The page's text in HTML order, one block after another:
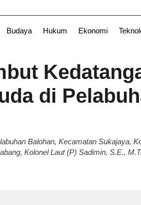
Budaya Hukum Ekonomi
di
Balohan, Kecamatan Sukajaya,
Kolonel Laut (P) Sadimin, S.E.,